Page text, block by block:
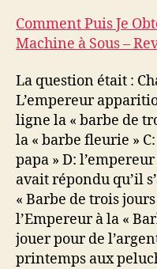
Comment Puis Je
Machine à Sous –
La question était :
L’empereur
ligne la « barbe de
la « barbe fleurie »
papa » D:
avait répondu qu’il
« Barbe de trois
l’Empereur à la «
jouer pour de
printemps aux